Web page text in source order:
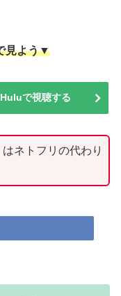
見よう▼
で視聴する
ネトフリの代わり